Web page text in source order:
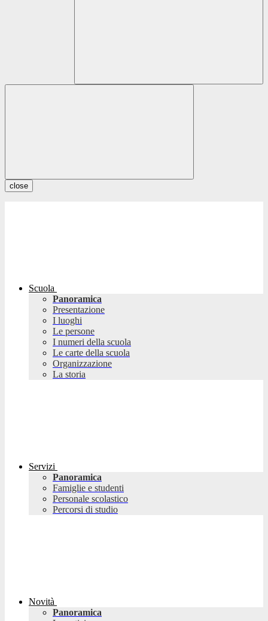
close
Scuola
Panoramica
Presentazione
I luoghi
Le persone
I numeri della scuola
Le carte della scuola
Organizzazione
La storia
Servizi
Panoramica
Famiglie e studenti
Personale scolastico
Percorsi di studio
Novità
Panoramica